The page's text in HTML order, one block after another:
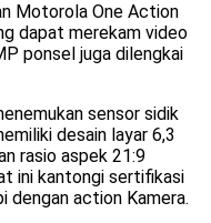
Motorola One Action
dapat merekam video
ponsel juga dilengkai
sensor sidik
desain layar 6,3
rasio aspek 21:9
ini kantongi sertifikasi
dengan action Kamera.